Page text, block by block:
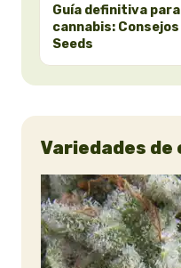
Guía definitiva
cannabis:
Seeds
Variedades